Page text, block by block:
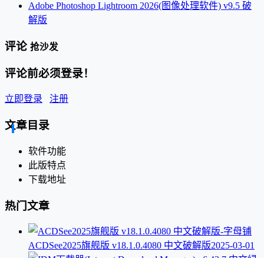
Adobe Photoshop Lightroom 2026(图像处理软件) v9.5 破
解版
评论 抢沙发
评论前必须登录！
立即登录 注册
文章目录
软件功能
此版特点
下载地址
热门文章
ACDSee2025旗舰版 v18.1.0.4080 中文破解版2025-03-01